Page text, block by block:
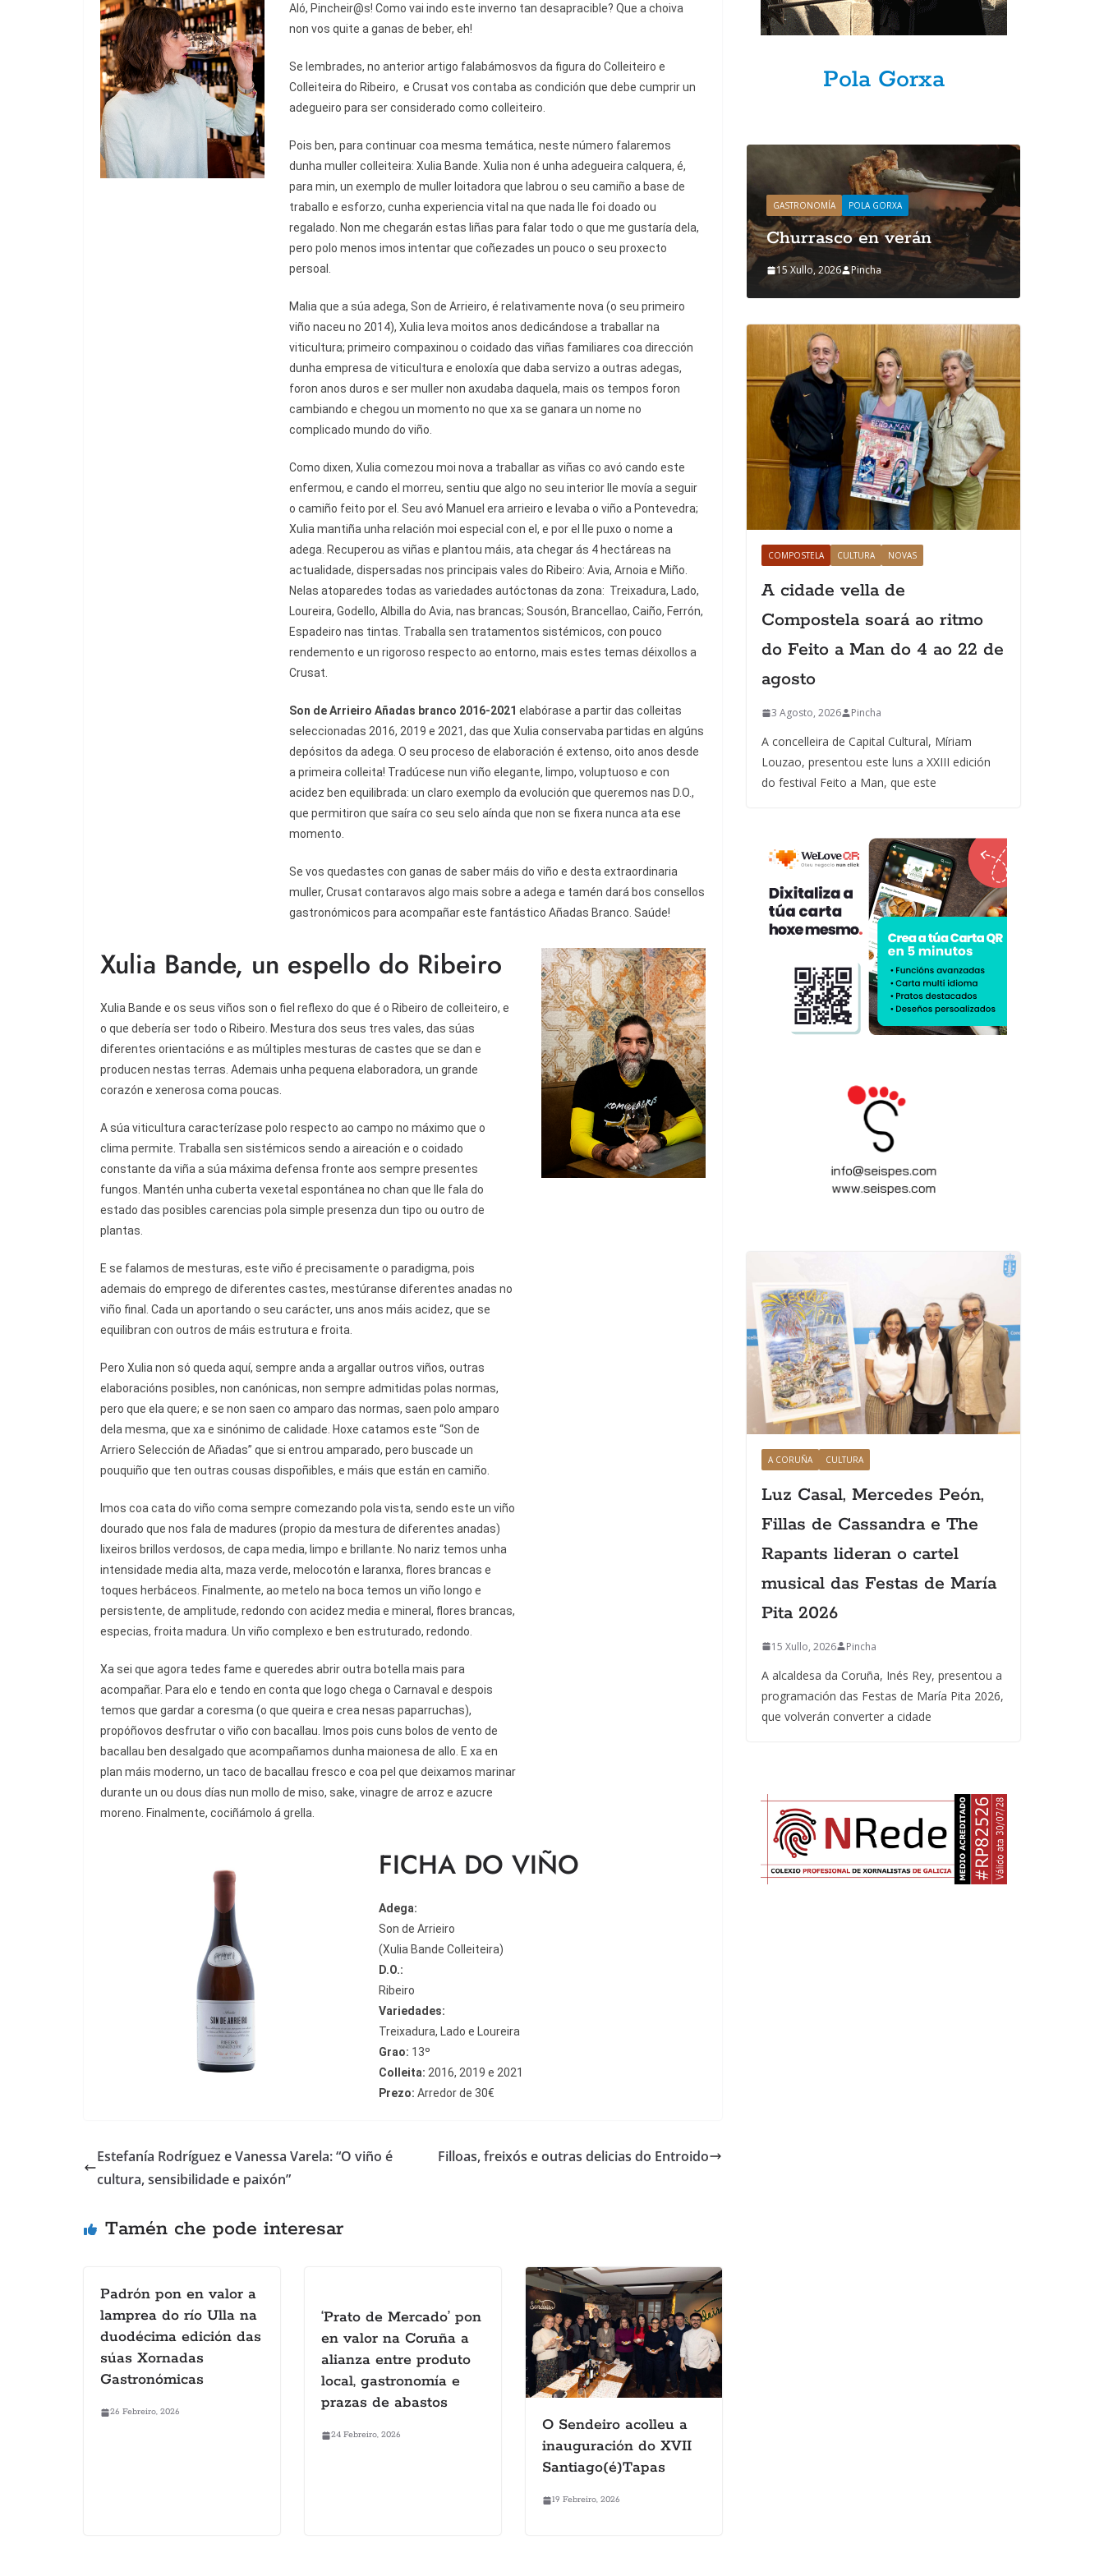
Aló, Pincheir@s! Como vai indo este inverno tan desapracible? Que a choiva
non vos quite a ganas de beber, eh!
Se lembrades, no anterior artigo falabámosvos da figura do Colleiteiro e
Colleiteira do Ribeiro, e Crusat vos contaba as condición que debe cumprir un
adegueiro para ser considerado como colleiteiro.
Pois ben, para continuar coa mesma temática, neste número falaremos
dunha muller colleiteira: Xulia Bande. Xulia non é unha adegueira calquera, é,
para min, un exemplo de muller loitadora que labrou o seu camiño a base de
traballo e esforzo, cunha experiencia vital na que nada lle foi doado ou
regalado. Non me chegarán estas liñas para falar todo o que me gustaría dela,
pero polo menos imos intentar que coñezades un pouco o seu proxecto
persoal.
Malia que a súa adega, Son de Arrieiro, é relativamente nova (o seu primeiro
viño naceu no 2014), Xulia leva moitos anos dedicándose a traballar na
viticultura; primeiro compaxinou o coidado das viñas familiares coa dirección
dunha empresa de viticultura e enoloxía que daba servizo a outras adegas,
foron anos duros e ser muller non axudaba daquela, mais os tempos foron
cambiando e chegou un momento no que xa se ganara un nome no
complicado mundo do viño.
Como dixen, Xulia comezou moi nova a traballar as viñas co avó cando este
enfermou, e cando el morreu, sentiu que algo no seu interior lle movía a seguir
o camiño feito por el. Seu avó Manuel era arrieiro e levaba o viño a Pontevedra;
Xulia mantiña unha relación moi especial con el, e por el lle puxo o nome a
adega. Recuperou as viñas e plantou máis, ata chegar ás 4 hectáreas na
actualidade, dispersadas nos principais vales do Ribeiro: Avia, Arnoia e Miño.
Nelas atoparedes todas as variedades autóctonas da zona: Treixadura, Lado,
Loureira, Godello, Albilla do Avia, nas brancas; Sousón, Brancellao, Caiño, Ferrón,
Espadeiro nas tintas. Traballa sen tratamentos sistémicos, con pouco
rendemento e un rigoroso respecto ao entorno, mais estes temas déixollos a
Crusat.
Son de Arrieiro Añadas branco 2016-2021 elabórase a partir das colleitas
seleccionadas 2016, 2019 e 2021, das que Xulia conservaba partidas en algúns
depósitos da adega. O seu proceso de elaboración é extenso, oito anos desde
a primeira colleita! Tradúcese nun viño elegante, limpo, voluptuoso e con
acidez ben equilibrada: un claro exemplo da evolución que queremos nas D.O.,
que permitiron que saíra co seu selo aínda que non se fixera nunca ata ese
momento.
Se vos quedastes con ganas de saber máis do viño e desta extraordinaria
muller, Crusat contaravos algo mais sobre a adega e tamén dará bos consellos
gastronómicos para acompañar este fantástico Añadas Branco. Saúde!
Xulia Bande, un espello do Ribeiro
Xulia Bande e os seus viños son o fiel reflexo do que é o Ribeiro de colleiteiro, e
o que debería ser todo o Ribeiro. Mestura dos seus tres vales, das súas
diferentes orientacións e as múltiples mesturas de castes que se dan e
producen nestas terras. Ademais unha pequena elaboradora, un grande
corazón e xenerosa coma poucas.
A súa viticultura caracterízase polo respecto ao campo no máximo que o
clima permite. Traballa sen sistémicos sendo a aireación e o coidado
constante da viña a súa máxima defensa fronte aos sempre presentes
fungos. Mantén unha cuberta vexetal espontánea no chan que lle fala do
estado das posibles carencias pola simple presenza dun tipo ou outro de
plantas.
E se falamos de mesturas, este viño é precisamente o paradigma, pois
ademais do emprego de diferentes castes, mestúranse diferentes anadas no
viño final. Cada un aportando o seu carácter, uns anos máis acidez, que se
equilibran con outros de máis estrutura e froita.
Pero Xulia non só queda aquí, sempre anda a argallar outros viños, outras
elaboracións posibles, non canónicas, non sempre admitidas polas normas,
pero que ela quere; e se non saen co amparo das normas, saen polo amparo
dela mesma, que xa e sinónimo de calidade. Hoxe catamos este “Son de
Arriero Selección de Añadas” que si entrou amparado, pero buscade un
pouquiño que ten outras cousas dispoñibles, e máis que están en camiño.
Imos coa cata do viño coma sempre comezando pola vista, sendo este un viño
dourado que nos fala de madures (propio da mestura de diferentes anadas)
lixeiros brillos verdosos, de capa media, limpo e brillante. No nariz temos unha
intensidade media alta, maza verde, melocotón e laranxa, flores brancas e
toques herbáceos. Finalmente, ao metelo na boca temos un viño longo e
persistente, de amplitude, redondo con acidez media e mineral, flores brancas,
especias, froita madura. Un viño complexo e ben estruturado, redondo.
Xa sei que agora tedes fame e queredes abrir outra botella mais para
acompañar. Para elo e tendo en conta que logo chega o Carnaval e despois
temos que gardar a coresma (o que queira e crea nesas paparruchas),
propóñovos desfrutar o viño con bacallau. Imos pois cuns bolos de vento de
bacallau ben desalgado que acompañamos dunha maionesa de allo. E xa en
plan máis moderno, un taco de bacallau fresco e coa pel que deixamos marinar
durante un ou dous días nun mollo de miso, sake, vinagre de arroz e azucre
moreno. Finalmente, cociñámolo á grella.
FICHA DO VIÑO
Adega:
Son de Arrieiro
(Xulia Bande Colleiteira)
D.O.:
Ribeiro
Variedades:
Treixadura, Lado e Loureira
Grao: 13º
Colleita: 2016, 2019 e 2021
Prezo: Arredor de 30€
Estefanía Rodríguez e Vanessa Varela: “O viño é
cultura, sensibilidade e paixón”
Filloas, freixós e outras delicias do Entroido
Tamén che pode interesar
Padrón pon en valor a
lamprea do río Ulla na
duodécima edición das
súas Xornadas
Gastronómicas
26 Febreiro, 2026
‘Prato de Mercado’ pon
en valor na Coruña a
alianza entre produto
local, gastronomía e
prazas de abastos
24 Febreiro, 2026
O Sendeiro acolleu a
inauguración do XVII
Santiago(é)Tapas
19 Febreiro, 2026
Pola Gorxa
GASTRONOMÍA POLA GORXA
Churrasco en verán
GASTRONOMÍA POLA GORXA
Churrasco en verán
15 Xullo, 2026 Pincha
COMPOSTELA CULTURA NOVAS
A cidade vella de
Compostela soará ao ritmo
do Feito a Man do 4 ao 22 de
agosto
3 Agosto, 2026 Pincha
A concelleira de Capital Cultural, Míriam
Louzao, presentou este luns a XXIII edición
do festival Feito a Man, que este
A CORUÑA CULTURA
Luz Casal, Mercedes Peón,
Fillas de Cassandra e The
Rapants lideran o cartel
musical das Festas de María
Pita 2026
15 Xullo, 2026 Pincha
A alcaldesa da Coruña, Inés Rey, presentou a
programación das Festas de María Pita 2026,
que volverán converter a cidade